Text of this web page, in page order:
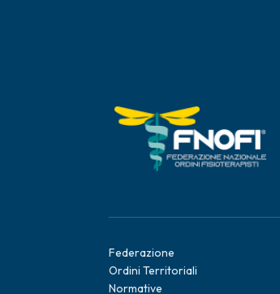
Federazione
Ordini Territoriali
Normative